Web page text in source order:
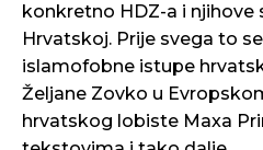
konkretno HDZ-a i njihove
Hrvatskoj. Prije svega to
islamofobne istupe
Željane Zovko u
hrvatskog lobiste Maxa